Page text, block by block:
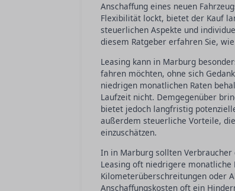
Anschaffung eines neuen
Flexibilität lockt, bietet der Kauf
steuerlichen Aspekte und
diesem Ratgeber erfahren Sie,
Leasing kann in Marburg
fahren möchten, ohne sich
niedrigen monatlichen Raten
Laufzeit nicht. Demgegenüber
bietet jedoch langfristig
außerdem steuerliche Vorteile,
einzuschätzen.
In in Marburg sollten
Leasing oft niedrigere monatliche
Kilometerüberschreitungen oder
Anschaffungskosten oft ein